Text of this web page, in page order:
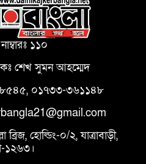
১১০
শেখ সুমন আহম্মেদ
০১৭৩৩-৩৬১১৪৮
হোল্ডিং-০/২, যাত্রাবাড়ী,
১২৬৩।